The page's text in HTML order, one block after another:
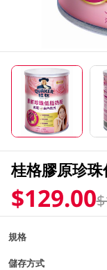
桂格膠原珍
$129.00
規格
儲存方式